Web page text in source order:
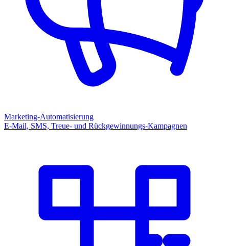
Marketing-Automatisierung
E-Mail, SMS, Treue- und Rückgewinnungs-Kampagnen